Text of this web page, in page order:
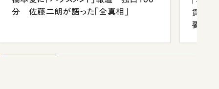
分 佐藤二朗が語った「全真相」
貫校へ
要だっ